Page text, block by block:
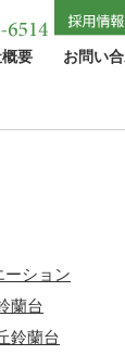
要 お問い
ーション
蘭台
鈴蘭台